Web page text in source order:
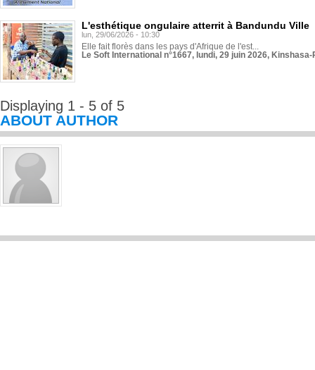
L'esthétique ongulaire atterrit à Bandundu Ville
lun, 29/06/2026 - 10:30
Elle fait florès dans les pays d'Afrique de l'est...
Le Soft International n°1667, lundi, 29 juin 2026,
Displaying 1 - 5 of 5
ABOUT AUTHOR